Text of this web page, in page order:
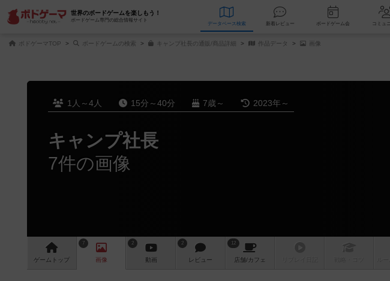
世界のボードゲームを楽しもう！
ボードゲーム専門の総合情報サイト
データベース 検索 新着レビュー ボードゲーム会
ボドゲーマTOP ボードゲームの検索 キャンプ社長の通販/商品詳細 作品データ 画像
1人～4人 15分～40分 7歳～ 2023年～
キャンプ社長
7件の画像
ゲーム トップ
7
画像
2
動画
2
レビュー
12
店舗/カフェ